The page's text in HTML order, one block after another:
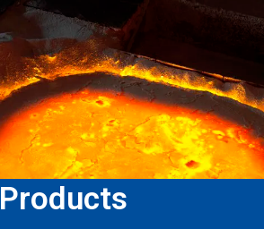
Products